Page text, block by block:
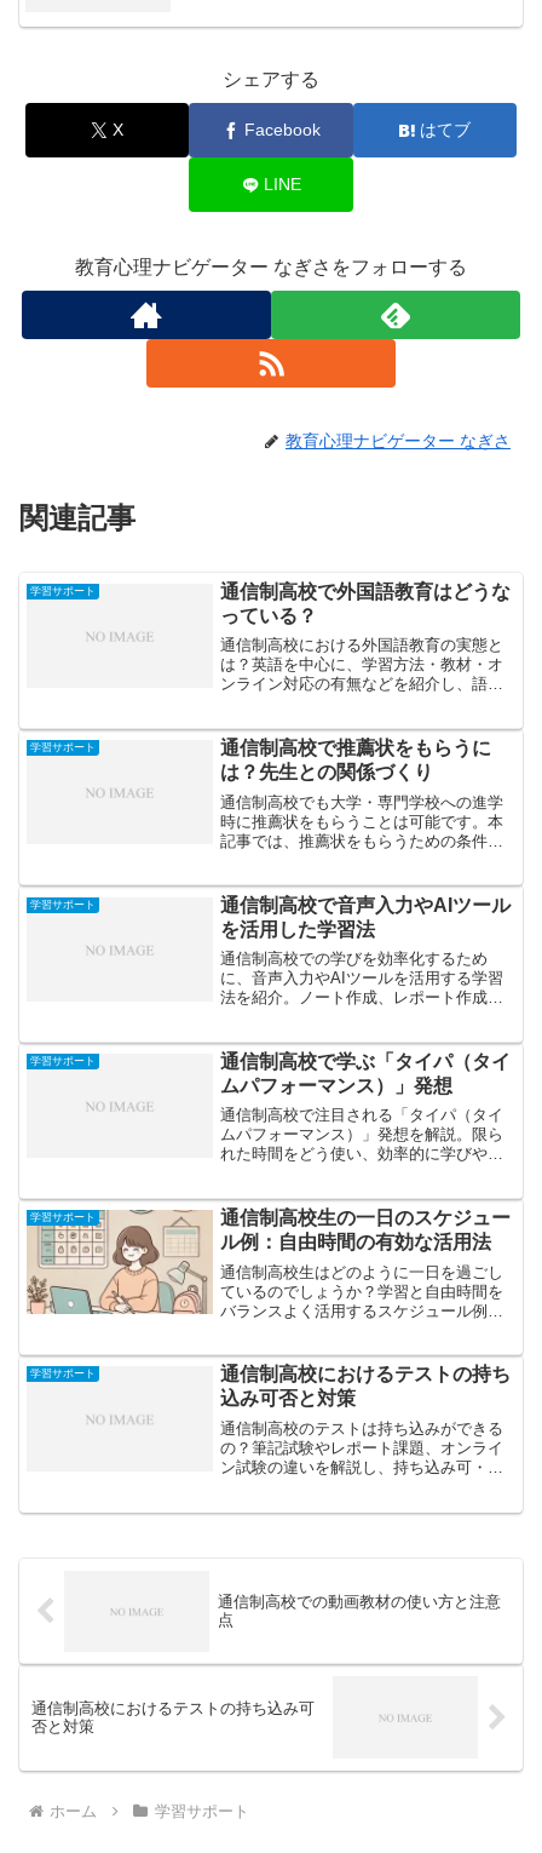
シェアする
X Facebook はてブ
LINE
教育心理ナビゲーター なぎさをフォローする
教育心理ナビゲーター なぎさ
関連記事
学習サポート
通信制高校で外国語教育はどうな
っている？
通信制高校における外国語教育の実態と
は？英語を中心に、学習方法・教材・オ
ンライン対応の有無などを紹介し、語学
学習サポート
通信制高校で推薦状をもらうに
は？先生との関係づくり
通信制高校でも大学・専門学校への進学
時に推薦状をもらうことは可能です。本
記事では、推薦状をもらうための条件
学習サポート
通信制高校で音声入力やAIツール
を活用した学習法
通信制高校での学びを効率化するため
に、音声入力やAIツールを活用する学習
法を紹介。ノート作成、レポート作成、
学習サポート
通信制高校で学ぶ「タイパ（タイ
ムパフォーマンス）」発想
通信制高校で注目される「タイパ（タイ
ムパフォーマンス）」発想を解説。限ら
れた時間をどう使い、効率的に学びや成
学習サポート
通信制高校生の一日のスケジュー
ル例：自由時間の有効な活用法
通信制高校生はどのように一日を過ごし
ているのでしょうか？学習と自由時間を
バランスよく活用するスケジュール例を
学習サポート
通信制高校におけるテストの持ち
込み可否と対策
通信制高校のテストは持ち込みができる
の？筆記試験やレポート課題、オンライ
ン試験の違いを解説し、持ち込み可・不
通信制高校での動画教材の使い方と注意
点
通信制高校におけるテストの持ち込み可
否と対策
ホーム 学習サポート